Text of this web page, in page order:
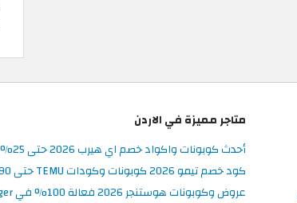
متاجر مميزة في الاردن
أحدث كوبونات واكواد خصم اي هيرب 2026 حتى 25% في iHerb الأردن
كود خصم تيمو 2026 كوبونات وكودات TEMU حتى 90% على الطلبات
عروض وكوبونات هوستنجر 2026 فعالة 100% في Hostinger الأردن